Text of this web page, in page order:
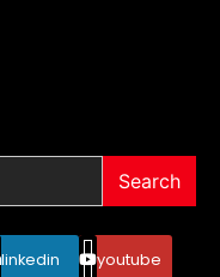
Search
linkedin youtube